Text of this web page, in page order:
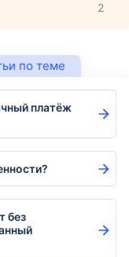
2
по теме
платёж
без